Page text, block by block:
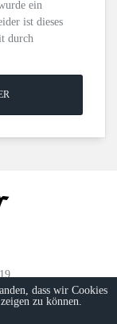
ein
ist dieses
durch
dass wir Cookies
zu können.